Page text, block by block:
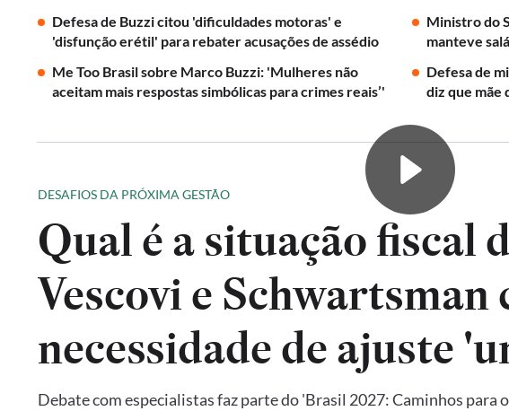
Defesa de Buzzi citou 'dificuldades motoras' e
'disfunção erétil' para rebater acusações de assédio
Ministro do
manteve
Me Too Brasil sobre Marco Buzzi: 'Mulheres não
aceitam mais respostas simbólicas para crimes reais’'
Defesa de
diz que mãe
DESAFIOS DA PRÓXIMA GESTÃO
Qual é a situação fiscal
Vescovi e Schwartsman
necessidade de ajuste
Debate com especialistas faz parte do 'Brasil 2027: Caminhos para